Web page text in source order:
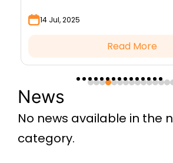
14 Jul, 2025
Read More
News
No news available in the
category.